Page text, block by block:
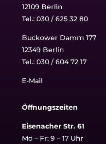
12109 Berlin
Tel.: 030 / 625 32 80
Buckower Damm 177
12349 Berlin
Tel.: 030 / 604 72 17
E-Mail
Öffnungszeiten
Eisenacher Str. 61
Mo – Fr: 9 – 17 Uhr